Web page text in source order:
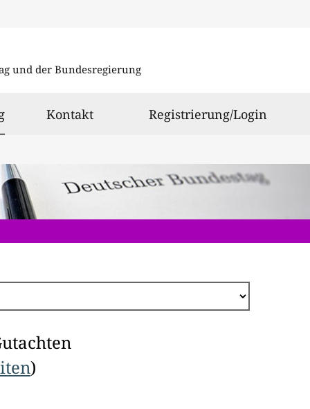
und der Bundesregierung
ausgewählt
Kontakt Registrierung/Login
)